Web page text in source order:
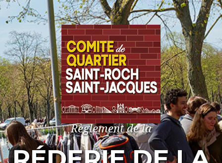
Règlement de la